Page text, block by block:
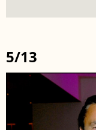
5/13